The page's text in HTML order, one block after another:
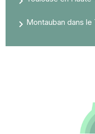
Montauban dans